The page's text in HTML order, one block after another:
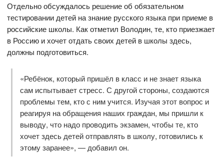
Отдельно обсуждалось решение об обязательном
тестировании детей на знание русского языка при приеме в
российские школы. Как отметил Володин, те, кто приезжает
в Россию и хочет отдать своих детей в школы здесь,
должны подготовиться.
«Ребёнок, который пришёл в класс и не знает языка
сам испытывает стресс. С другой стороны, создаются
проблемы тем, кто с ним учится. Изучая этот вопрос и
реагируя на обращения наших граждан, мы пришли к
выводу, что надо проводить экзамен, чтобы те, кто
хочет здесь детей отправлять в школу, готовились к
этому заранее», — добавил он.